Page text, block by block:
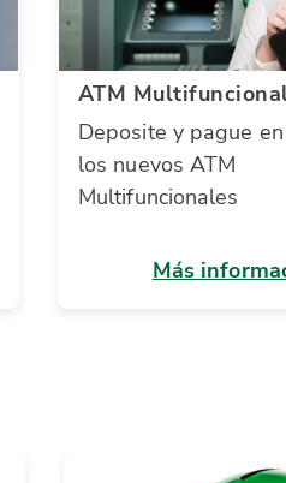
ATM
Deposite y pague
los nuevos ATM
Multifuncionales
Más